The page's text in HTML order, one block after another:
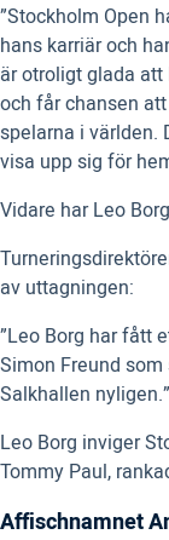
”Stockholm Open
hans karriär och
är otroligt glada
och får chansen
spelarna i världen.
visa upp sig för
Vidare har Leo
av uttagningen:
”Leo Borg har fått
Simon Freund
Salkhallen nyligen.”
Leo Borg inviger
Tommy Paul,
Affischnamnet